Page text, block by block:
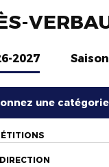
2027
une catégorie